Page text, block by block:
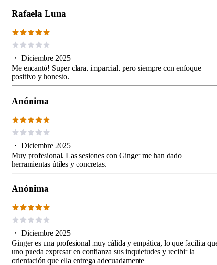
Rafaela Luna
・ Diciembre 2025
Me encantó! Super clara, imparcial, pero siempre con enfoque
positivo y honesto.
Anónima
・ Diciembre 2025
Muy profesional. Las sesiones con Ginger me han dado
herramientas útiles y concretas.
Anónima
・ Diciembre 2025
Ginger es una profesional muy cálida y empática, lo que facilita
uno pueda expresar en confianza sus inquietudes y recibir la
orientación que ella entrega adecuadamente